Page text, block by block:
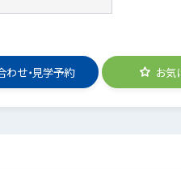
わせ・見学予約 お気